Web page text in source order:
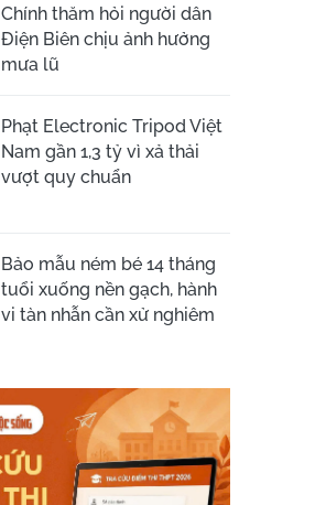
Chính thăm hỏi người dân
Điện Biên chịu ảnh hưởng
mưa lũ
Phạt Electronic Tripod Việt
Nam gần 1,3 tỷ vì xả thải
vượt quy chuẩn
Bảo mẫu ném bé 14 tháng
tuổi xuống nền gạch, hành
vi tàn nhẫn cần xử nghiêm